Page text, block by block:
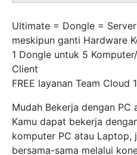
Ultimate = Dongle =
meskipun ganti Hardware
1 Dongle untuk 5
Client
FREE layanan Team Cloud
Mudah Bekerja dengan
Kamu dapat bekerja
komputer PC atau Laptop,
bersama-sama melalui